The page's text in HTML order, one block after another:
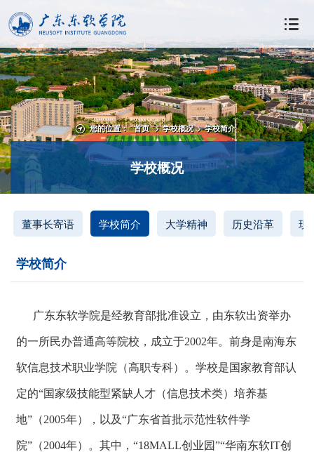
您的位置： 首页 > 学校概况 > 学校简介
学校概况
董事长寄语 学校简介 大学精神 历史沿革 现
学校简介
广东东软学院是经教育部批准设立，由东软出资举办
的一所民办普通高等院校，成立于2002年。前身是南海东
软信息技术职业学院（高职专科）。学校是国家教育部认
定的“国家级技能型紧缺人才（信息技术类）培养基
地”（2005年），以及“广东省首批示范性软件学
院”（2004年）。其中，“18MALL创业园”“华南东软IT创